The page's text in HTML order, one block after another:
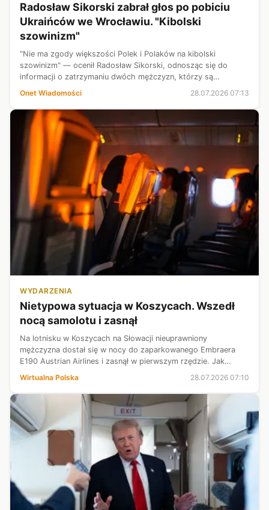
Radosław Sikorski zabrał głos po pobiciu
Ukraińców we Wrocławiu. "Kibolski
szowinizm"
"Nie ma zgody większości Polek i Polaków na kibolski
szowinizm" — ocenił Radosław Sikorski, odnosząc się do
informacji o zatrzymaniu dwóch mężczyzn, którzy są
podejrzewani o brutalne pobicie pary Ukraińców we Wrocławiu.
Onet Wiadomości 28.07.2026 07:13
WYDARZENIA
Nietypowa sytuacja w Koszycach. Wszedł
nocą samolotu i zasnął
Na lotnisku w Koszycach na Słowacji nieuprawniony
mężczyzna dostał się w nocy do zaparkowanego Embraera
E190 Austrian Airlines i zasnął w pierwszym rzędzie. Jak
intruza przełożyła się na ok. d...
Wirtualna Polska 28.07.2026 07:10